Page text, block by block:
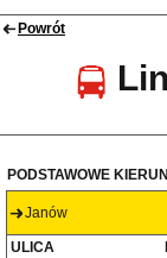
Powrót
PODSTAWOWE
Janów
ULICA